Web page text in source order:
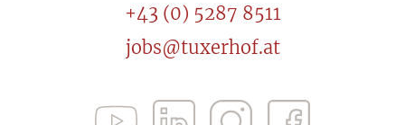
+43 (0) 5287 8511
jobs@tuxerhof.at